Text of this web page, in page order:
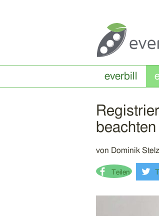
everbill
beachten
von Dominik
Teilen